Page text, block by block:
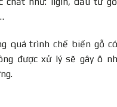
quá trình chế biến gỗ
được xử lý sẽ gây ô